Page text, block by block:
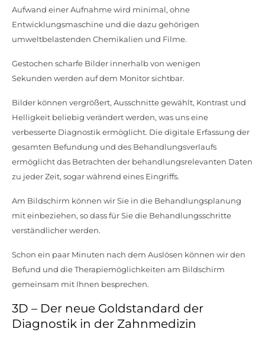
Aufwand einer Aufnahme wird minimal, ohne
Entwicklungsmaschine und die dazu gehörigen
umweltbelastenden Chemikalien und Filme.
Gestochen scharfe Bilder innerhalb von wenigen
Sekunden werden auf dem Monitor sichtbar.
Bilder können vergrößert, Ausschnitte gewählt, Kontrast und
Helligkeit beliebig verändert werden, was uns eine
verbesserte Diagnostik ermöglicht. Die digitale Erfassung der
gesamten Befundung und des Behandlungsverlaufs
ermöglicht das Betrachten der behandlungsrelevanten Daten
zu jeder Zeit, sogar während eines Eingriffs.
Am Bildschirm können wir Sie in die Behandlungsplanung
mit einbeziehen, so dass für Sie die Behandlungsschritte
verständlicher werden.
Schon ein paar Minuten nach dem Auslösen können wir den
Befund und die Therapiemöglichkeiten am Bildschirm
gemeinsam mit Ihnen besprechen.
3D – Der neue Goldstandard der
Diagnostik in der Zahnmedizin